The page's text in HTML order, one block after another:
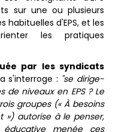
sur une ou plusieurs
habituelles d'EPS, et les
les pratiques
par les syndicats
s'interroge : "se dirige-
de niveaux en EPS ? Le
groupes (« À besoins
») autorise à le penser,
menée ces